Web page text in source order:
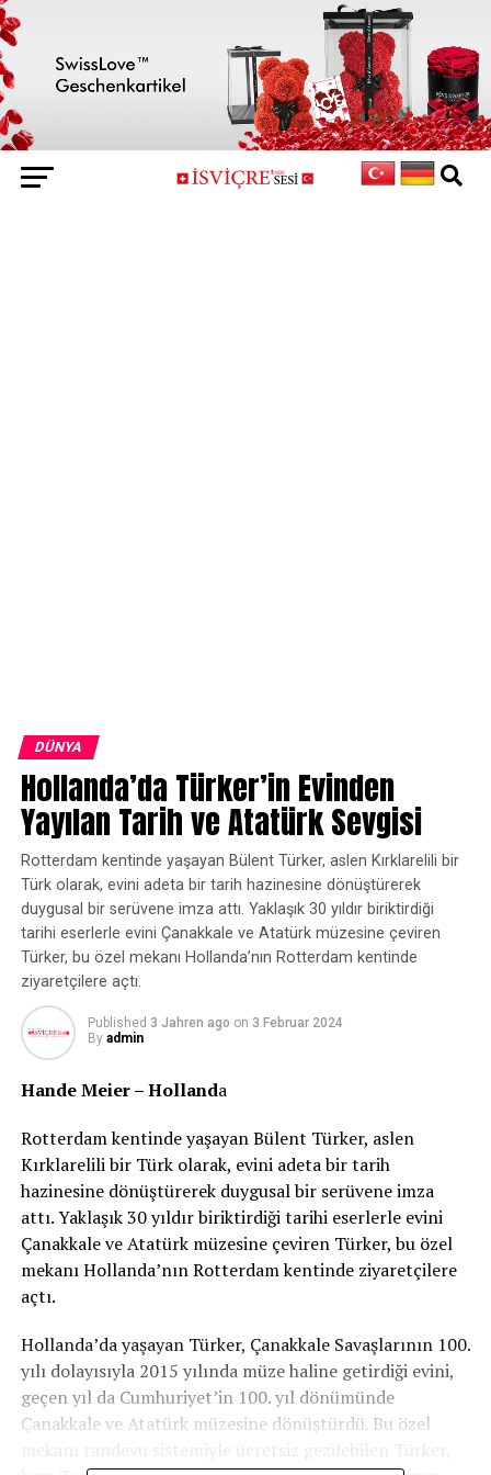
DÜNYA
Hollanda’da Türker’in Evinden
Yayılan Tarih ve Atatürk Sevgisi
Rotterdam kentinde yaşayan Bülent Türker, aslen Kırklarelili bir
Türk olarak, evini adeta bir tarih hazinesine dönüştürerek
duygusal bir serüvene imza attı. Yaklaşık 30 yıldır biriktirdiği
tarihi eserlerle evini Çanakkale ve Atatürk müzesine çeviren
Türker, bu özel mekanı Hollanda’nın Rotterdam kentinde
ziyaretçilere açtı.
Published 3 Jahren ago on 3 Februar 2024
By admin
Hande Meier – Hollanda
Rotterdam kentinde yaşayan Bülent Türker, aslen
Kırklarelili bir Türk olarak, evini adeta bir tarih
hazinesine dönüştürerek duygusal bir serüvene imza
attı. Yaklaşık 30 yıldır biriktirdiği tarihi eserlerle evini
Çanakkale ve Atatürk müzesine çeviren Türker, bu özel
mekanı Hollanda’nın Rotterdam kentinde ziyaretçilere
açtı.
Hollanda’da yaşayan Türker, Çanakkale Savaşlarının 100.
yılı dolayısıyla 2015 yılında müze haline getirdiği evini,
geçen yıl da Cumhuriyet’in 100. yıl dönümünde
Çanakkale ve Atatürk müzesine dönüştürdü. Bu özel